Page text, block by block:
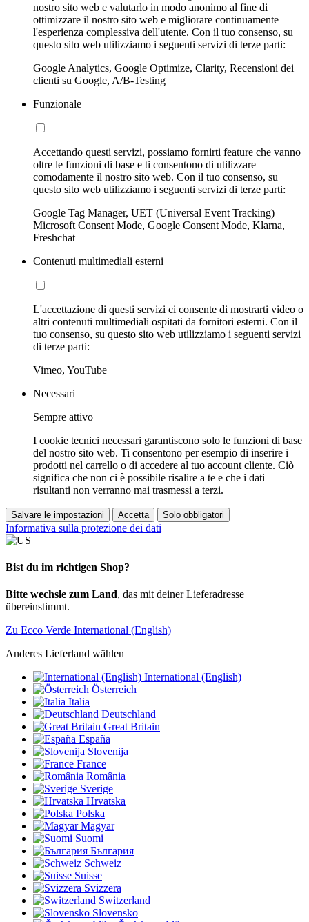
nostro sito web e valutarlo in modo anonimo al fine di
ottimizzare il nostro sito web e migliorare continuamente
l'esperienza complessiva dell'utente. Con il tuo consenso, su
questo sito web utilizziamo i seguenti servizi di terze parti:
Google Analytics, Google Optimize, Clarity, Recensioni dei
clienti su Google, A/B-Testing
Funzionale
Accettando questi servizi, possiamo fornirti feature che vanno
oltre le funzioni di base e ti consentono di utilizzare
comodamente il nostro sito web. Con il tuo consenso, su
questo sito web utilizziamo i seguenti servizi di terze parti:
Google Tag Manager, UET (Universal Event Tracking)
Microsoft Consent Mode, Google Consent Mode, Klarna,
Freshchat
Contenuti multimediali esterni
L'accettazione di questi servizi ci consente di mostrarti video o
altri contenuti multimediali ospitati da fornitori esterni. Con il
tuo consenso, su questo sito web utilizziamo i seguenti servizi
di terze parti:
Vimeo, YouTube
Necessari
Sempre attivo
I cookie tecnici necessari garantiscono solo le funzioni di base
del nostro sito web. Ti consentono per esempio di inserire i
prodotti nel carrello o di accedere al tuo account cliente. Ciò
significa che non ci è possibile risalire a te e che i dati
risultanti non verranno mai trasmessi a terzi.
Salvare le impostazioni Accetta Solo obbligatori
Informativa sulla protezione dei dati
Bist du im richtigen Shop?
Bitte wechsle zum Land, das mit deiner Lieferadresse
übereinstimmt.
Zu Ecco Verde International (English)
Anderes Lieferland wählen
International (English)
Österreich
Italia
Deutschland
Great Britain
España
Slovenija
France
România
Sverige
Hrvatska
Polska
Magyar
Suomi
България
Schweiz
Suisse
Svizzera
Switzerland
Slovensko